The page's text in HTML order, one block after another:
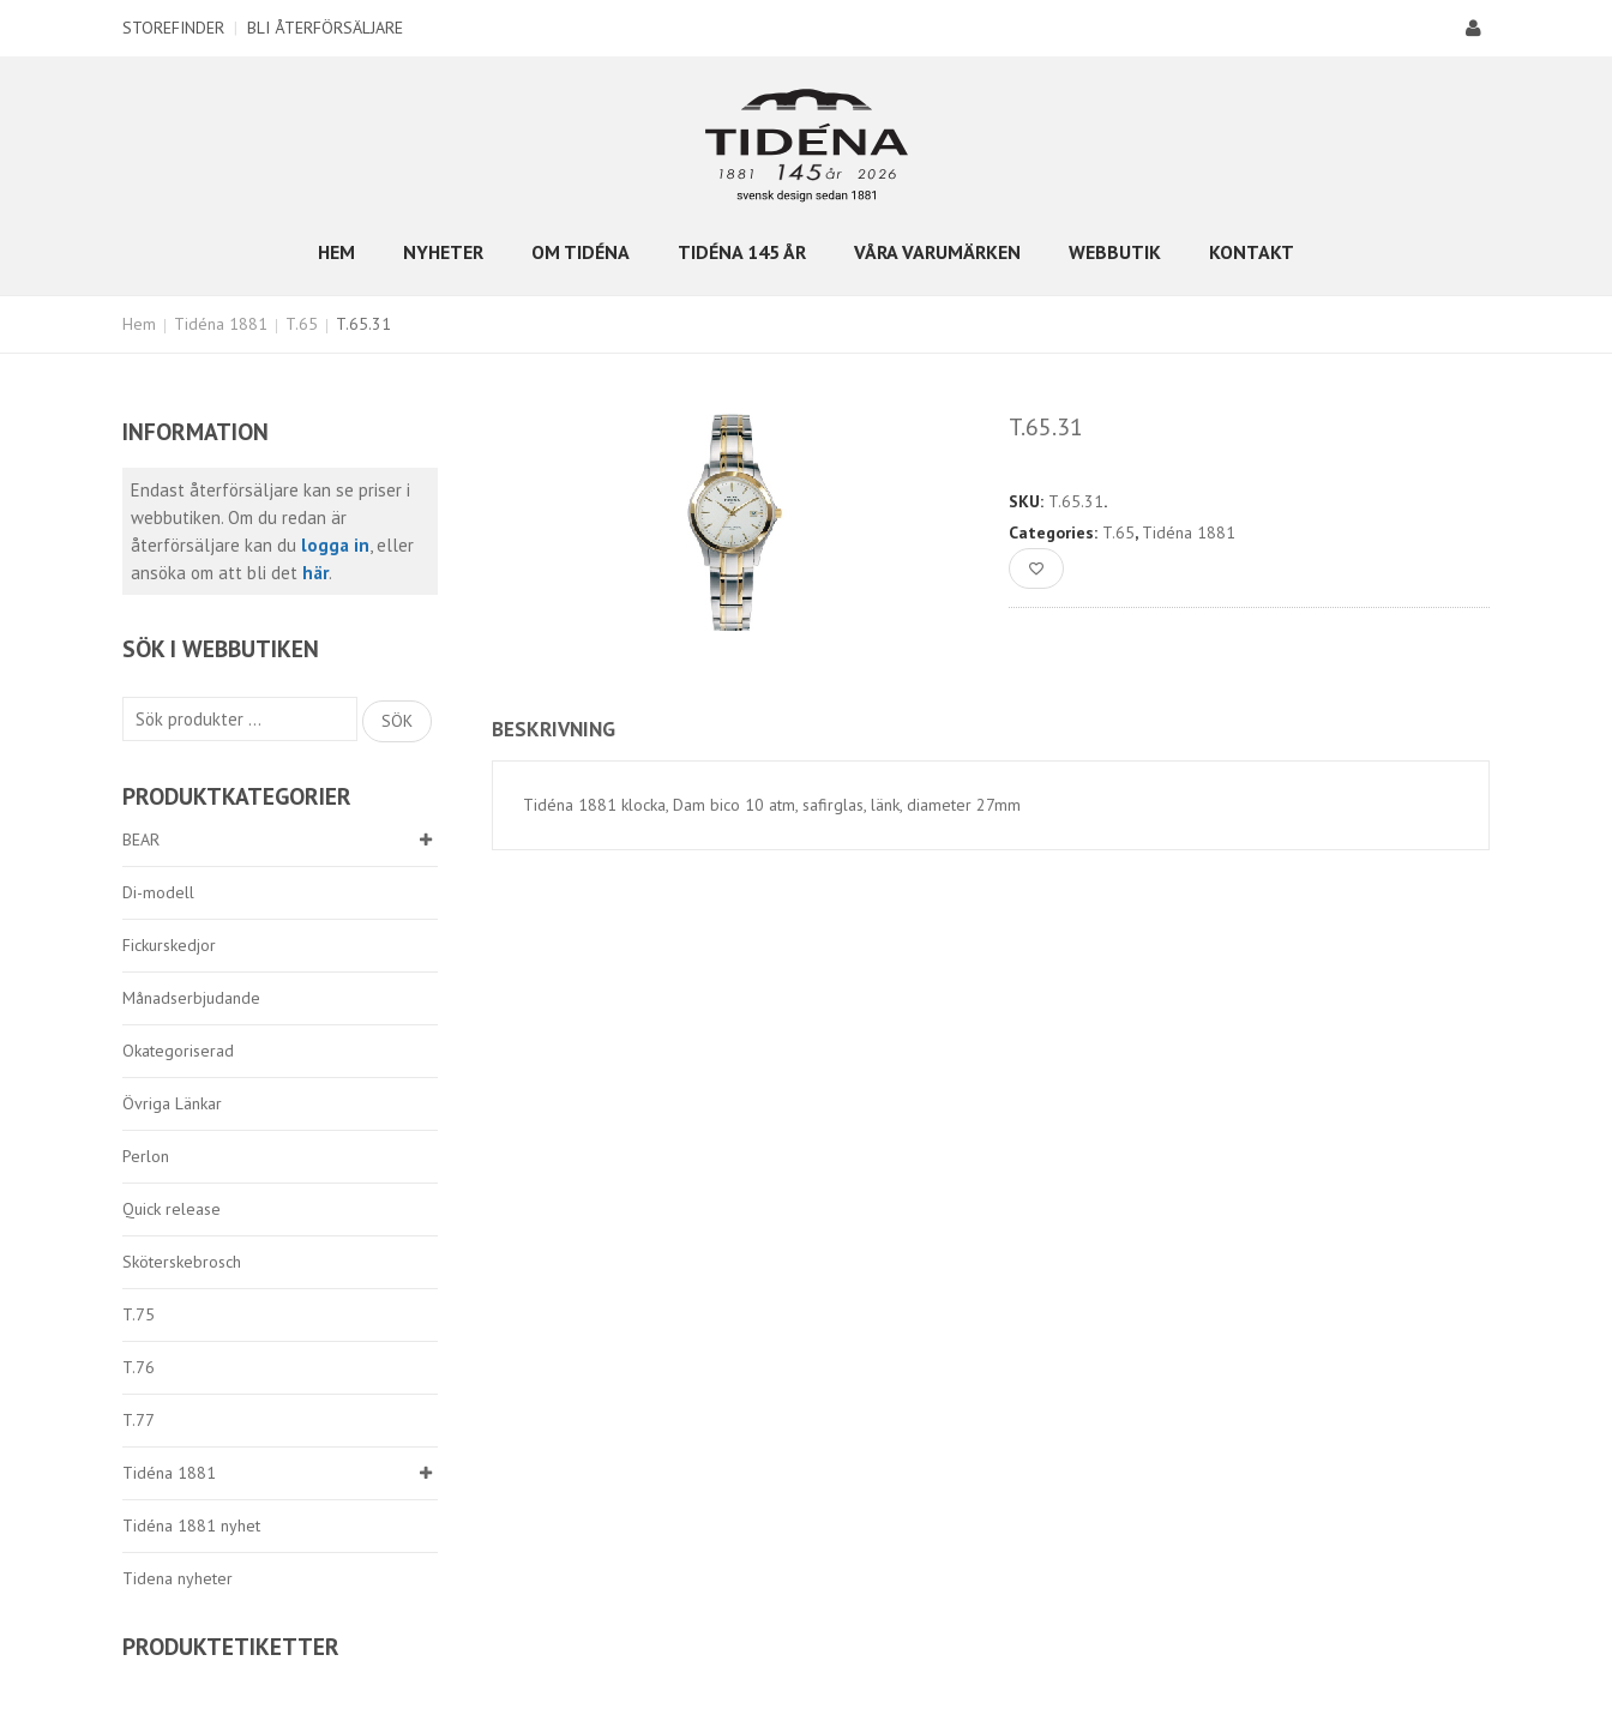
STOREFINDER | BLI ÅTERFÖRSÄLJARE
HEM NYHETER OM TIDÉNA TIDÉNA 145 ÅR VÅRA VARUMÄRKEN WEBBUTIK KONTAKT
Hem Tidéna 1881 T.65 T.65.31
INFORMATION
Endast återförsäljare kan se priser i
webbutiken. Om du redan är
återförsäljare kan du logga in, eller
ansöka om att bli det här.
SÖK I WEBBUTIKEN
Sök
SÖK
PRODUKTKATEGORIER
BEAR
Di-modell
Fickurskedjor
Månadserbjudande
Okategoriserad
Övriga Länkar
Perlon
Quick release
Sköterskebrosch
T.75
T.76
T.77
Tidéna 1881
Tidéna 1881 nyhet
Tidena nyheter
PRODUKTETIKETTER
T.65.31
SKU: T.65.31.
Categories: T.65, Tidéna 1881
BESKRIVNING
Tidéna 1881 klocka, Dam bico 10 atm, safirglas, länk, diameter 27mm